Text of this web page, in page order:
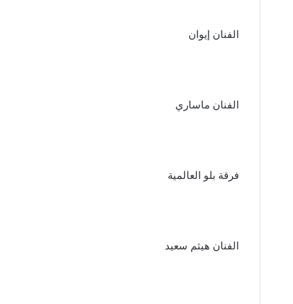
الفنان إيوان
الفنان ماساري
فرقة بلو العالمية
الفنان هيثم سعيد